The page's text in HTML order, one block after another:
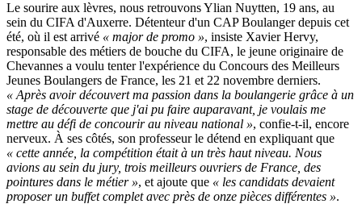
Le sourire aux lèvres, nous retrouvons Ylian Nuytten, 19 ans, au
sein du CIFA d'Auxerre. Détenteur d'un CAP Boulanger depuis cet
été, où il est arrivé « major de promo », insiste Xavier Hervy,
responsable des métiers de bouche du CIFA, le jeune originaire de
Chevannes a voulu tenter l'expérience du Concours des Meilleurs
Jeunes Boulangers de France, les 21 et 22 novembre derniers.
« Après avoir découvert ma passion dans la boulangerie grâce à un
stage de découverte que j'ai pu faire auparavant, je voulais me
mettre au défi de concourir au niveau national », confie-t-il, encore
nerveux. À ses côtés, son professeur le détend en expliquant que
« cette année, la compétition était à un très haut niveau. Nous
avions au sein du jury, trois meilleurs ouvriers de France, des
pointures dans le métier », et ajoute que « les candidats devaient
proposer un buffet complet avec près de onze pièces différentes ».